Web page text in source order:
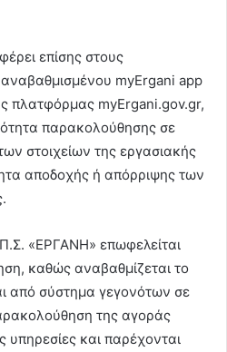
επίσης στους
myErgani app
πλατφόρμας myErgani.gov.gr,
παρακολούθησης σε
στοιχείων της εργασιακής
αποδοχής ή απόρριψης των
«ΕΡΓΑΝΗ» επωφελείται
καθώς αναβαθμίζεται το
από σύστημα γεγονότων σε
της αγοράς
υπηρεσίες και παρέχονται